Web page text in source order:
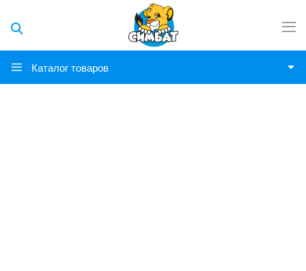
Каталог товаров